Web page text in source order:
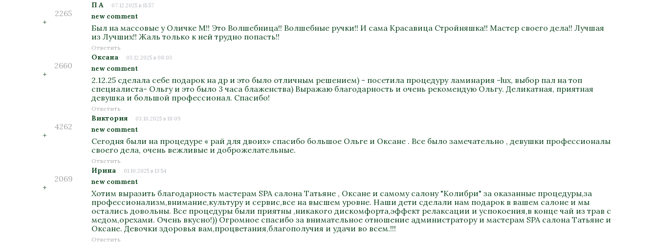
2265
+
П А 07.12.2025 в 15:57
new comment
Был на массовые у Оличке М!! Это Волшебница!! Волшебные ручки!! И сама Красавица Стройняшка!! Мастер своего дела!! Лучшая
из Лучших!! Жаль только к ней трудно попасть!!
Ответить
2660
+
Оксана 03.12.2025 в 08:03
new comment
2.12.25 сделала себе подарок на др и это было отличным решением) - посетила процедуру ламинария -lux, выбор пал на топ
специалиста- Ольгу и это было 3 часа блаженства) Выражаю благодарность и очень рекомендую Ольгу. Деликатная, приятная
девушка и большой профессионал. Спасибо!
Ответить
4262
+
Виктория 03.10.2025 в 18:09
new comment
Сегодня были на процедуре « рай для двоих» спасибо большое Ольге и Оксане . Все было замечательно , девушки профессионалы
своего дела, очень вежливые и доброжелательные.
Ответить
2069
+
Ирина 01.10.2025 в 13:54
new comment
Хотим выразить благодарность мастерам SPA салона Татьяне , Оксане и самому салону "Колибри" за оказанные процедуры,за
профессионализм,внимание,культуру и сервис,все на высшем уровне. Наши дети сделали нам подарок в вашем салоне и мы
остались довольны. Все процедуры были приятны ,никакого дискомфорта,эффект релаксации и успокоения,в конце чай из трав с
медом,орехами. Очень вкусно!)) Огромное спасибо за внимательное отношение администратору и мастерам SPA салона Татьяне и
Оксане. Девочки здоровья вам,процветания,благополучия и удачи во всем.!!!
Ответить